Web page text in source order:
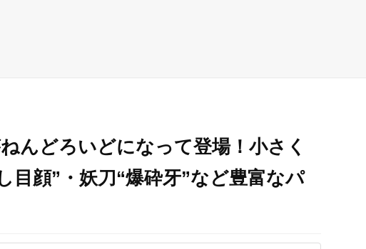
ねんどろいどになって登場！小さく
目顔”・妖刀“爆砕牙”など豊富なパ